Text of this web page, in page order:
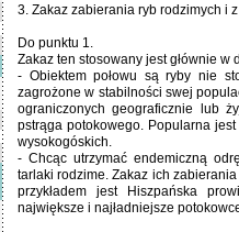
3. Zakaz zabierania ryb rodzimych i
Do punktu 1.
Zakaz ten stosowany jest głównie w
- Obiektem połowu są ryby nie
zagrożone w stabilności swej
ograniczonych geograficznie lub
pstrąga potokowego. Popularna
wysokogóskich.
- Chcąc utrzymać endemiczną
tarlaki rodzime. Zakaz ich
przykładem jest Hiszpańska
największe i najładniejsze